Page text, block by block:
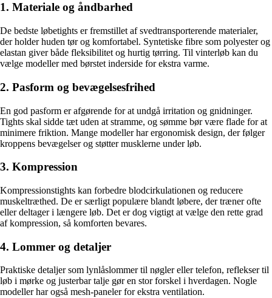
1. Materiale og åndbarhed
De bedste løbetights er fremstillet af svedtransporterende materialer,
der holder huden tør og komfortabel. Syntetiske fibre som polyester og
elastan giver både fleksibilitet og hurtig tørring. Til vinterløb kan du
vælge modeller med børstet inderside for ekstra varme.
2. Pasform og bevægelsesfrihed
En god pasform er afgørende for at undgå irritation og gnidninger.
Tights skal sidde tæt uden at stramme, og sømme bør være flade for at
minimere friktion. Mange modeller har ergonomisk design, der følger
kroppens bevægelser og støtter musklerne under løb.
3. Kompression
Kompressionstights kan forbedre blodcirkulationen og reducere
muskeltræthed. De er særligt populære blandt løbere, der træner ofte
eller deltager i længere løb. Det er dog vigtigt at vælge den rette grad
af kompression, så komforten bevares.
4. Lommer og detaljer
Praktiske detaljer som lynlåslommer til nøgler eller telefon, reflekser til
løb i mørke og justerbar talje gør en stor forskel i hverdagen. Nogle
modeller har også mesh-paneler for ekstra ventilation.